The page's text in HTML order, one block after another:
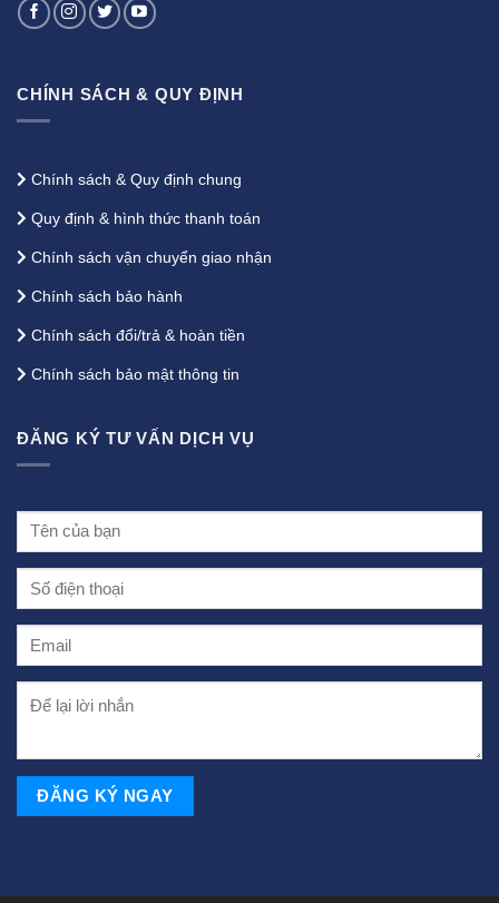
CHÍNH SÁCH & QUY ĐỊNH
Chính sách & Quy định chung
Quy định & hình thức thanh toán
Chính sách vận chuyển giao nhận
Chính sách bảo hành
Chính sách đổi/trả & hoàn tiền
Chính sách bảo mật thông tin
ĐĂNG KÝ TƯ VẤN DỊCH VỤ